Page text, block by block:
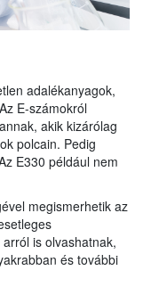
adalékanyagok,
E-számokról
akik kizárólag
polcain. Pedig
E330 például nem
megismerhetik az
is olvashatnak,
és további